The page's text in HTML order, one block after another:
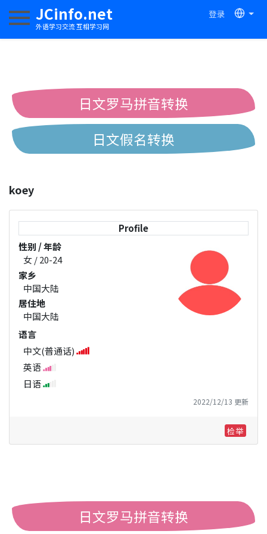
JCinfo.net
外语学习交流 互相学习网
登录
切换导航
日文罗马拼音转换
日文假名转换
中日汉字互换
koey
Profile
性别 / 年龄
女 / 20-24
家乡
中国大陆
居住地
中国大陆
语言
中文(普通话)
英语
日语
2022/12/13 更新
检举
日文罗马拼音转换